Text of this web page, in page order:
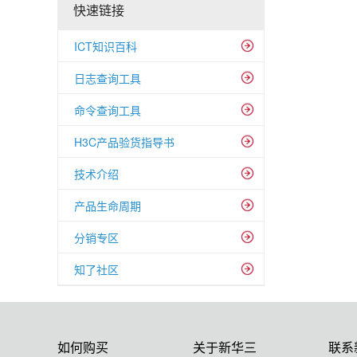
快速链接
ICT知识百科
日志查询工具
命令查询工具
H3C产品验货指导书
技术介绍
产品生命周期
分销专区
知了社区
如何购买 关于新华三 联系